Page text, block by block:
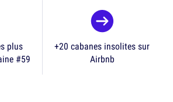
plus
#59
+20 cabanes insolites sur
Airbnb